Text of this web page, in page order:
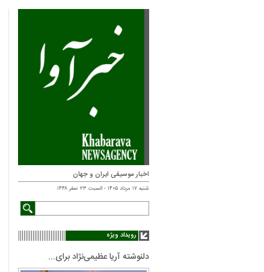
اخبار موسیقی ایران و جهان
شنبه ۱۷ مرداد ۱۴۰۵ - السبت ۲۳ صفر ۱۴۴۸
رویداد ویژه
دلنوشته آریا عظیمی‌نژاد برای...